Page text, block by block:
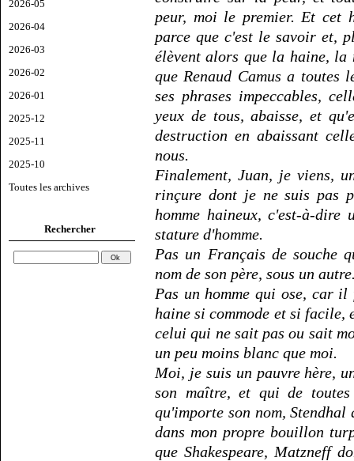
2026-05
2026-04
2026-03
2026-02
2026-01
2025-12
2025-11
2025-10
Toutes les archives
Rechercher
peur, moi le premier. Et cet
parce que c'est le savoir et,
élèvent alors que la haine, la
que Renaud Camus a toutes
ses phrases impeccables,
yeux de tous, abaisse, et
destruction en abaissant
nous.
Finalement, Juan, je viens,
rinçure dont je ne suis pas
homme haineux, c'est-à-
stature d'homme.
Pas un Français de souche
nom de son père, sous un
Pas un homme qui ose, car
haine si commode et si facile,
celui qui ne sait pas ou sait
un peu moins blanc que moi.
Moi, je suis un pauvre hère,
son maître, et qui de toutes
qu'importe son nom,
dans mon propre bouillon
que Shakespeare, Matzneff